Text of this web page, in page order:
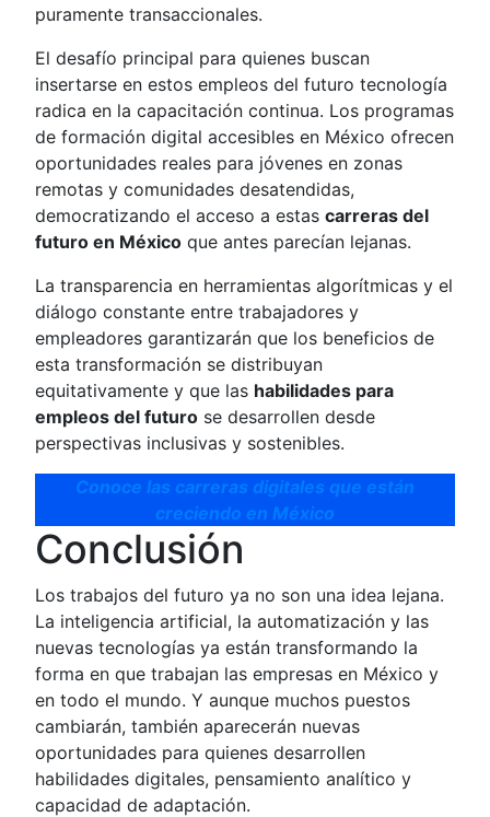
puramente transaccionales.
El desafío principal para quienes buscan
insertarse en estos empleos del futuro tecnología
radica en la capacitación continua. Los programas
de formación digital accesibles en México ofrecen
oportunidades reales para jóvenes en zonas
remotas y comunidades desatendidas,
democratizando el acceso a estascarreras del
futuro en México que antes parecían lejanas.
La transparencia en herramientas algorítmicas y el
diálogo constante entre trabajadores y
empleadores garantizarán que los beneficios de
esta transformación se distribuyan
equitativamente y que las habilidades para
empleos del futuro se desarrollen desde
perspectivas inclusivas y sostenibles.
Conoce las carreras digitales que están
creciendo en México
Conclusión
Los trabajos del futuro ya no son una idea lejana.
La inteligencia artificial, la automatización y las
nuevas tecnologías ya están transformando la
forma en que trabajan las empresas en México y
en todo el mundo. Y aunque muchos puestos
cambiarán, también aparecerán nuevas
oportunidades para quienes desarrollen
habilidades digitales, pensamiento analítico y
capacidad de adaptación.